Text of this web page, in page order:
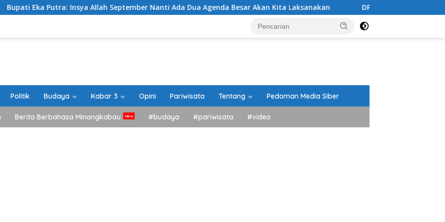
Insya Allah September Nanti Ada Dua Agenda Besar Akan Kita Laksanakan DPRD Tanah Datar Gelar Paripurna
Politik Budaya Kabar 3 Opini Pariwisata Tentang Pedoman Media Siber
Berita Berbahasa Minangkabau #budaya #pariwisata #video